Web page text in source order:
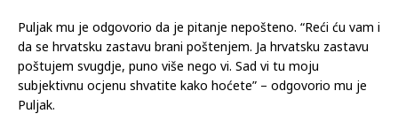
Puljak mu je odgovorio da je pitanje nepošteno. “Reći ću vam i
da se hrvatsku zastavu brani poštenjem. Ja hrvatsku zastavu
poštujem svugdje, puno više nego vi. Sad vi tu moju
subjektivnu ocjenu shvatite kako hoćete” – odgovorio mu je
Puljak.